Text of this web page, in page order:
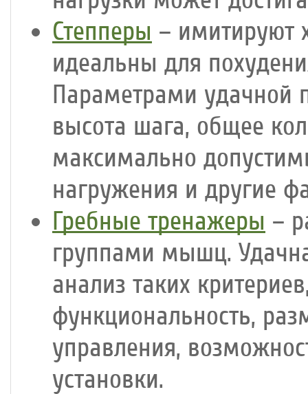
Степперы – имитируют
идеальны для
Параметрами удачной
высота шага, общее
максимально
нагружения и другие
Гребные тренажеры –
группами мышц.
анализ таких
функциональность,
управления,
установки.